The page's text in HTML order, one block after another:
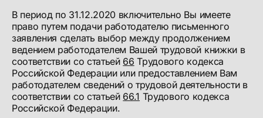
В период по 31.12.2020 включительно Вы имеете
право путем подачи работодателю письменного
заявления сделать выбор между продолжением
ведением работодателем Вашей трудовой книжки в
соответствии со статьей 66 Трудового кодекса
Российской Федерации или предоставлением Вам
работодателем сведений о трудовой деятельности в
соответствии со статьей 66.1 Трудового кодекса
Российской Федерации.